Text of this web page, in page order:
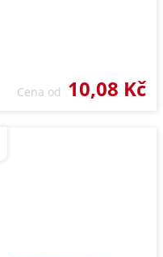
Cena od 10,08 Kč